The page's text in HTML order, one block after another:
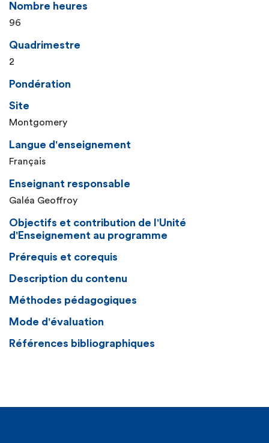
Nombre heures
96
Quadrimestre
2
Pondération
Site
Montgomery
Langue d'enseignement
Français
Enseignant responsable
Galéa Geoffroy
Objectifs et contribution de l'Unité
d'Enseignement au programme
Prérequis et corequis
Description du contenu
Méthodes pédagogiques
Mode d'évaluation
Références bibliographiques